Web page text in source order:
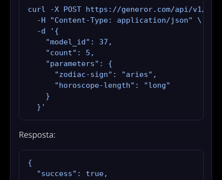
curl -X POST https://generor.com/api/v1/
  -H "Content-Type: application/json" \
  -d '{
    "model_id": 37,
    "count": 5,
    "parameters": {
      "zodiac-sign": "aries",
      "horoscope-length": "long"
    }
  }'
Resposta:
{
  "success": true,